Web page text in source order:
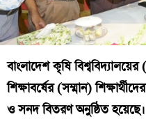
বাংলাদেশ কৃষি
শিক্ষাবর্ষের (সম্মান)
ও সনদ বিতরণ অনুষ্ঠিত হয়েছে।